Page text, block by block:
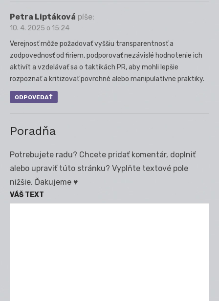
Petra Liptáková píše:
10. 4. 2025 o 15:24
Verejnosť môže požadovať vyššiu transparentnosť a
zodpovednosť od firiem, podporovať nezávislé hodnotenie ich
aktivít a vzdelávať sa o taktikách PR, aby mohli lepšie
rozpoznať a kritizovať povrchné alebo manipulatívne praktiky.
ODPOVEDAŤ
Poradňa
Potrebujete radu? Chcete pridať komentár, doplniť
alebo upraviť túto stránku? Vyplňte textové pole
nižšie. Ďakujeme ♥
VÁŠ TEXT